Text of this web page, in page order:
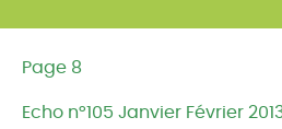
Page 8
Echo n°105 Janvier Février